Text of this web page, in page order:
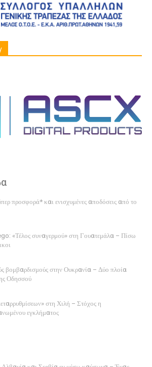
προσφορά* και ενισχυμένες αποδόσεις από το
«Τέλος συναγερμού» στη Γουατεμάλα – Πίσω
βομβαρδισμούς στην Ουκρανία – Δύο πλοία
Οδησσού
στη Χιλή – Στόχος η
εγκλήματος